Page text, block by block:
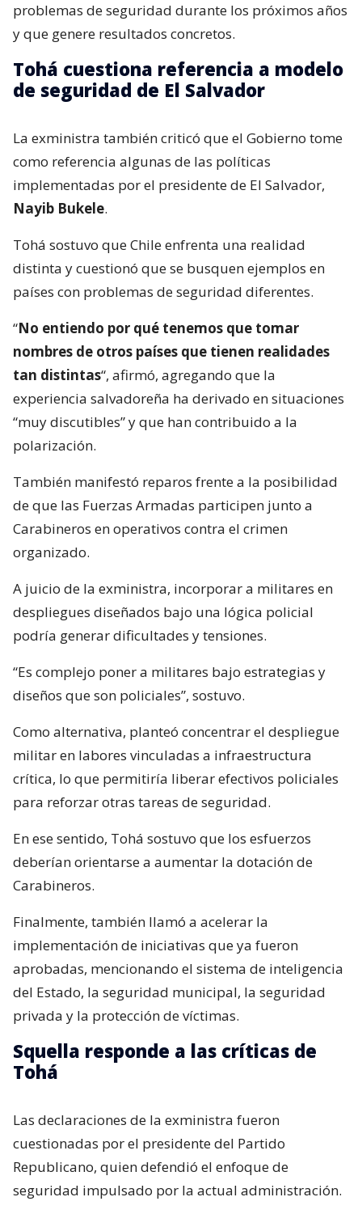
problemas de seguridad durante los próximos años
y que genere resultados concretos.
Tohá cuestiona referencia a modelo
de seguridad de El Salvador
La exministra también criticó que el Gobierno tome
como referencia algunas de las políticas
implementadas por el presidente de El Salvador,
Nayib Bukele.
Tohá sostuvo que Chile enfrenta una realidad
distinta y cuestionó que se busquen ejemplos en
países con problemas de seguridad diferentes.
“No entiendo por qué tenemos que tomar
nombres de otros países que tienen realidades
tan distintas“, afirmó, agregando que la
experiencia salvadoreña ha derivado en situaciones
“muy discutibles” y que han contribuido a la
polarización.
También manifestó reparos frente a la posibilidad
de que las Fuerzas Armadas participen junto a
Carabineros en operativos contra el crimen
organizado.
A juicio de la exministra, incorporar a militares en
despliegues diseñados bajo una lógica policial
podría generar dificultades y tensiones.
“Es complejo poner a militares bajo estrategias y
diseños que son policiales”, sostuvo.
Como alternativa, planteó concentrar el despliegue
militar en labores vinculadas a infraestructura
crítica, lo que permitiría liberar efectivos policiales
para reforzar otras tareas de seguridad.
En ese sentido, Tohá sostuvo que los esfuerzos
deberían orientarse a aumentar la dotación de
Carabineros.
Finalmente, también llamó a acelerar la
implementación de iniciativas que ya fueron
aprobadas, mencionando el sistema de inteligencia
del Estado, la seguridad municipal, la seguridad
privada y la protección de víctimas.
Squella responde a las críticas de
Tohá
Las declaraciones de la exministra fueron
cuestionadas por el presidente del Partido
Republicano, quien defendió el enfoque de
seguridad impulsado por la actual administración.